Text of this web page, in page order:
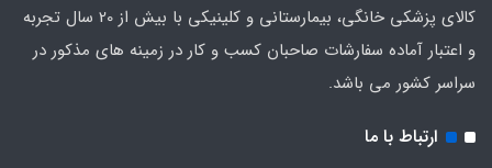
کالای پزشکی خانگی، بیمارستانی و کلینیکی با بیش از 20 سال تجربه
و اعتبار آماده سفارشات صاحبان کسب و کار در زمینه های مذکور در
سراسر کشور می باشد.
ارتباط با ما